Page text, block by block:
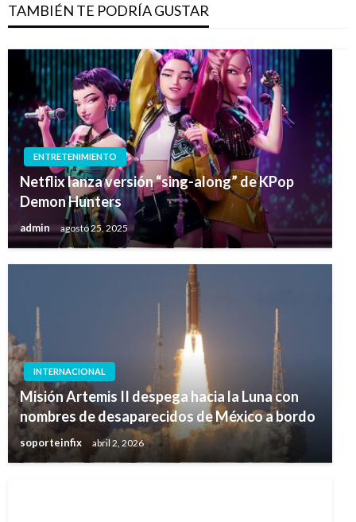
TAMBIÉN TE PODRÍA GUSTAR
ENTRETENIMIENTO
Netflix lanza versión “sing-along” de KPop
Demon Hunters
admin agosto 25, 2025
INTERNACIONAL
Misión Artemis II despega hacia la Luna con
nombres de desaparecidos de México a bordo
soporteinfix abril 2, 2026